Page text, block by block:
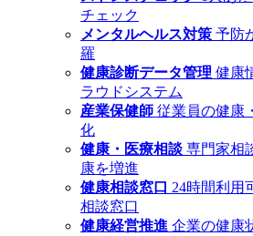
チェック
メンタルヘルス対策 予防
羅
健康診断データ管理 健康
ラウドシステム
産業保健師 従業員の健康
化
健康・医療相談 専門家相
康を増進
健康相談窓口 24時間利用
相談窓口
健康経営推進 企業の健康